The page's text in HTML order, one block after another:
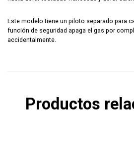
Este modelo tiene un piloto separado para
función de seguridad apaga el gas por
accidentalmente.
Productos